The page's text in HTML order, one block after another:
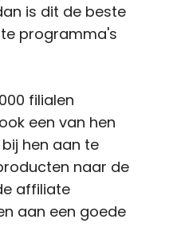
is dit de beste
programma's
filialen
een van hen
hen aan te
naar de
affiliate
aan een goede